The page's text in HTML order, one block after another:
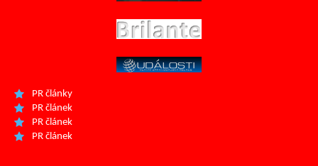
PR články
PR článek
PR článek
PR článek